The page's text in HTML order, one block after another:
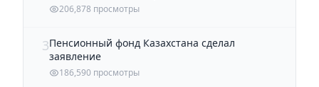
206,878 просмотры
3Пенсионный фонд Казахстана сделал
заявление
186,590 просмотры